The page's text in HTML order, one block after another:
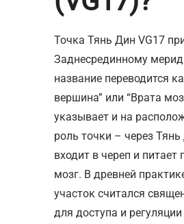
Точка Тянь Дин VG17
Заднесрединному
название переводится
вершина” или “Врата
указывает и на
роль точки – через
входит в череп и питает
мозг. В древней
участок считался
для доступа и